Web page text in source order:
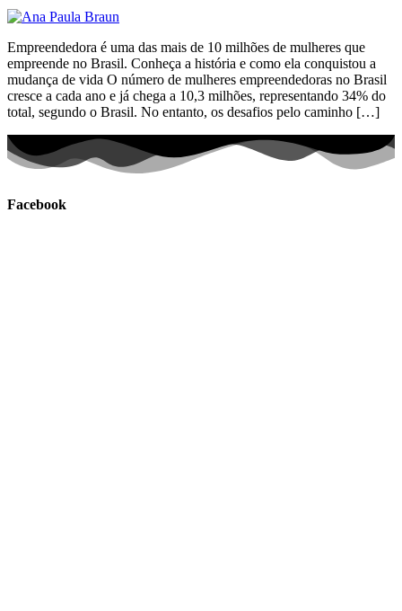
Empreendedora é uma das mais de 10 milhões de mulheres que
empreende no Brasil. Conheça a história e como ela conquistou a
mudança de vida O número de mulheres empreendedoras no Brasil
cresce a cada ano e já chega a 10,3 milhões, representando 34% do
total, segundo o Brasil. No entanto, os desafios pelo caminho […]
Facebook